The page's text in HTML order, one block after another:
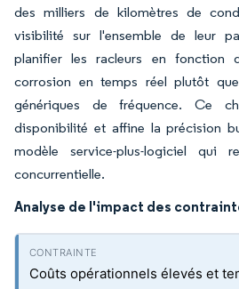
des milliers de kilomètres de
visibilité sur l'ensemble de leur
planifier les racleurs en fonction
corrosion en temps réel plutôt
génériques de fréquence. Ce
disponibilité et affine la précision
modèle service-plus-logiciel qui
concurrentielle.
Analyse de l'impact des
Coûts opérationnels élevés et